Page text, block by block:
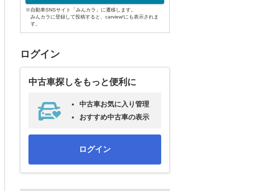
※自動車SNSサイト「みんカラ」に遷移します。
みんカラに登録して投稿すると、carview!にも表示されま
す。
ログイン
中古車探しをもっと便利に
中古車お気に入り管理
おすすめ中古車の表示
ログイン